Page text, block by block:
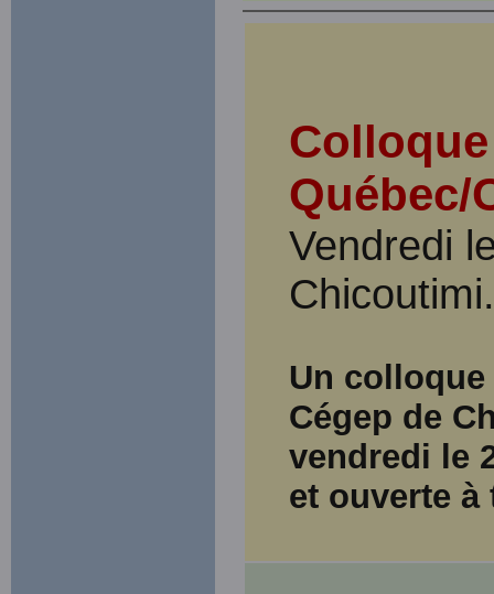
Colloque
Québec/
Vendredi
Chicoutimi.
Un
Cégep de
vendredi le
et ouverte à